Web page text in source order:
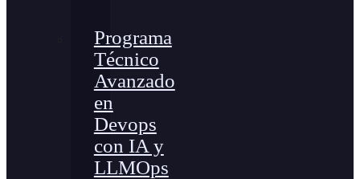
Programa
Técnico
Avanzado
en
Devops
con IA y
LLMOps